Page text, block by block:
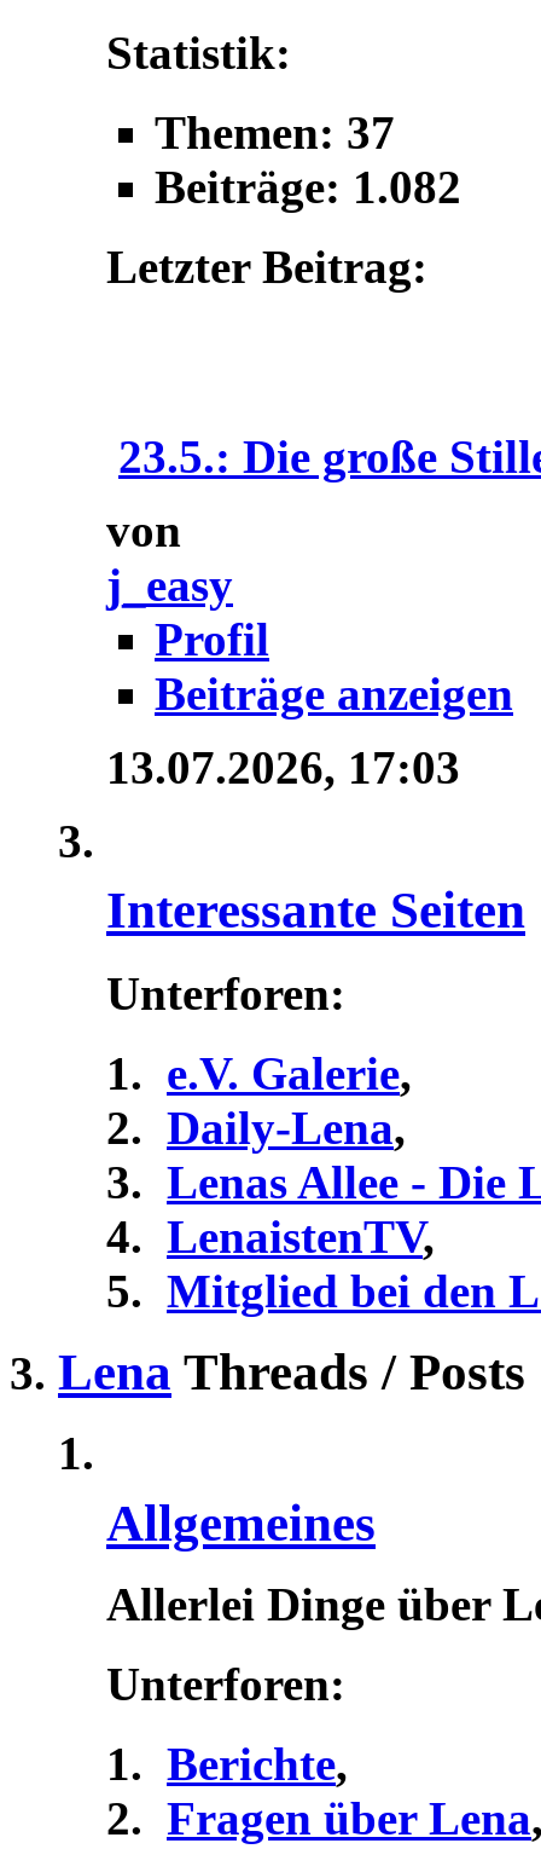
Statistik:
Themen: 37
Beiträge: 1.082
Letzter Beitrag:
23.5.: Die große
von
j_easy
Profil
Beiträge anzeigen
13.07.2026, 17:03
Interessante Seiten
Unterforen:
e.V. Galerie,
Daily-Lena,
Lenas Allee - Die
LenaistenTV,
Mitglied bei den
Lena Threads / Posts
Allgemeines
Allerlei Dinge über
Unterforen:
Berichte,
Fragen über Lena